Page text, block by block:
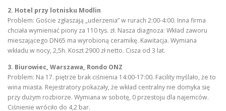
2. Hotel przy lotnisku Modlin
Problem: Goście zgłaszają „uderzenia” w rurach 2:00-4:00. Inna firma
chciała wymieniać piony za 110 tys. zł. Nasza diagnoza: Wkład zaworu
mieszającego DN65 ma wyrobioną ceramikę. Kawitacja. Wymiana
wkładu w nocy, 2,5h. Koszt 2900 zł netto. Cisza od 3 lat.
3. Biurowiec, Warszawa, Rondo ONZ
Problem: Na 17. piętrze brak ciśnienia 14:00-17:00. Facility myślało, że to
wina miasta. Rejestratory pokazały, że wkład centralny nie domyka się
przy dużym rozbiorze. Wymiana w sobotę, 0 przestoju dla najemców.
Ciśnienie wróciło do 4,2 bar.